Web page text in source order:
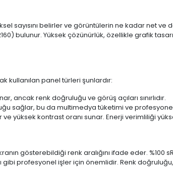
sayısını belirler ve görüntülerin ne kadar net ve
bulunur. Yüksek çözünürlük, özellikle grafik
kullanılan panel türleri şunlardır:
ancak renk doğruluğu ve görüş açıları sınırlıdır.
sağlar, bu da multimedya tüketimi ve
ve yüksek kontrast oranı sunar. Enerji verimliliği
gösterebildiği renk aralığını ifade eder.
profesyonel işler için önemlidir. Renk